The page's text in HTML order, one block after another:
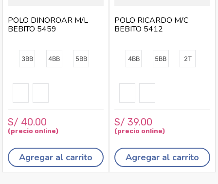
3BB 4BB 5BB
POLO DINOROAR M/L
BEBITO 5459
S/ 40.00
Agregar al carrito
4BB 5BB 2T
POLO RICARDO M/C
BEBITO 5412
S/ 39.00
Agregar al carrito